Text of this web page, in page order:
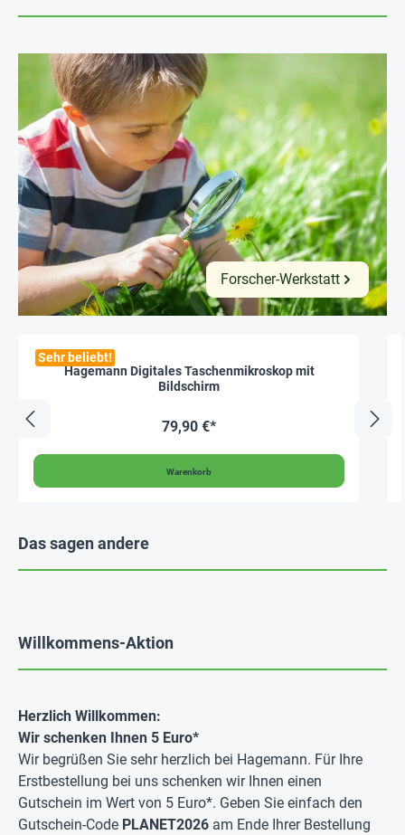
Forscher-Werkstatt
Sehr beliebt!
Hagemann Digitales Taschenmikroskop mit
Bildschirm
79,90 €*
Warenkorb
Das sagen andere
Willkommens-Aktion
Herzlich Willkommen:
Wir schenken Ihnen 5 Euro*
Wir begrüßen Sie sehr herzlich bei Hagemann. Für Ihre
Erstbestellung bei uns schenken wir Ihnen einen
Gutschein im Wert von 5 Euro*. Geben Sie einfach den
Gutschein-Code PLANET2026 am Ende Ihrer Bestellung